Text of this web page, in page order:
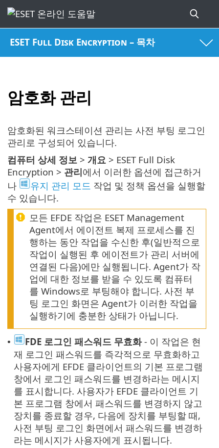
ESET Full Disk Encryption – 목차
암호화 관리
암호화된 워크스테이션 관리는 사전 부팅 로그인
관리로 구성되어 있습니다.
컴퓨터 상세 정보 > 개요 > ESET Full Disk
Encryption > 관리에서 이러한 옵션에 접근하거
나
유지 관리 모드 작업 및 정책 옵션을 실행할
수 있습니다.
모든 EFDE 작업은 ESET Management
Agent에서 에이전트 복제 프로세스를 진
행하는 동안 작업을 수신한 후(일반적으로
작업이 실행된 후 에이전트가 관리 서버에
연결된 다음)에만 실행됩니다. Agent가 작
업에 대한 정보를 받을 수 있도록 컴퓨터
를 Windows로 부팅해야 합니다. 사전 부
팅 로그인 화면은 Agent가 이러한 작업을
실행하기에 충분한 상태가 아닙니다.
• FDE 로그인 패스워드 무효화- 이 작업은 현
재 로그인 패스워드를 즉각적으로 무효화하고
사용자에게 EFDE 클라이언트의 기본 프로그램
창에서 로그인 패스워드를 변경하라는 메시지
를 표시합니다. 사용자가 EFDE 클라이언트 기
본 프로그램 창에서 패스워드를 변경하지 않고
장치를 종료할 경우, 다음에 장치를 부팅할 때,
사전 부팅 로그인 화면에서 패스워드를 변경하
라는 메시지가 사용자에게 표시됩니다.